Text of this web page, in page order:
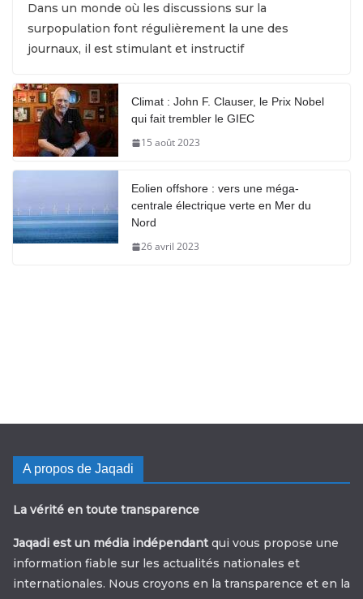
Dans un monde où les discussions sur la
surpopulation font régulièrement la une des
journaux, il est stimulant et instructif
Climat : John F. Clauser, le Prix Nobel
qui fait trembler le GIEC
15 août 2023
Eolien offshore : vers une méga-
centrale électrique verte en Mer du
Nord
26 avril 2023
A propos de Jaqadi
La vérité en toute transparence
Jaqadi est un média indépendant qui vous propose une
information fiable sur les actualités nationales et
internationales. Nous croyons en la transparence et en la